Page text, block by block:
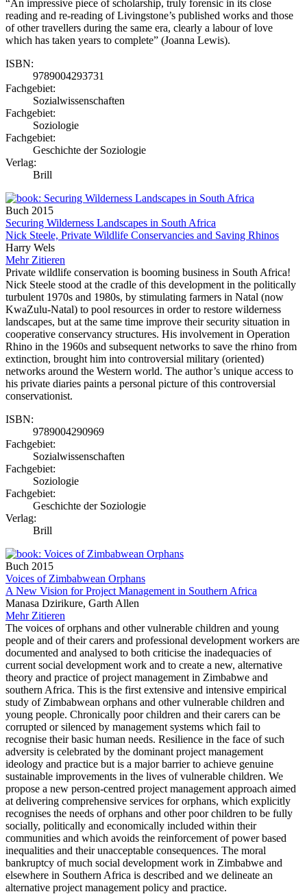
“An impressive piece of scholarship, truly forensic in its close
reading and re-reading of Livingstone’s published works and those
of other travellers during the same era, clearly a labour of love
which has taken years to complete” (Joanna Lewis).
ISBN:
9789004293731
Fachgebiet:
Sozialwissenschaften
Fachgebiet:
Soziologie
Fachgebiet:
Geschichte der Soziologie
Verlag:
Brill
Buch 2015
Securing Wilderness Landscapes in South Africa
Nick Steele, Private Wildlife Conservancies and Saving Rhinos
Harry Wels
Mehr Zitieren
Private wildlife conservation is booming business in South Africa!
Nick Steele stood at the cradle of this development in the politically
turbulent 1970s and 1980s, by stimulating farmers in Natal (now
KwaZulu-Natal) to pool resources in order to restore wilderness
landscapes, but at the same time improve their security situation in
cooperative conservancy structures. His involvement in Operation
Rhino in the 1960s and subsequent networks to save the rhino from
extinction, brought him into controversial military (oriented)
networks around the Western world. The author’s unique access to
his private diaries paints a personal picture of this controversial
conservationist.
ISBN:
9789004290969
Fachgebiet:
Sozialwissenschaften
Fachgebiet:
Soziologie
Fachgebiet:
Geschichte der Soziologie
Verlag:
Brill
Buch 2015
Voices of Zimbabwean Orphans
A New Vision for Project Management in Southern Africa
Manasa Dzirikure, Garth Allen
Mehr Zitieren
The voices of orphans and other vulnerable children and young
people and of their carers and professional development workers are
documented and analysed to both criticise the inadequacies of
current social development work and to create a new, alternative
theory and practice of project management in Zimbabwe and
southern Africa. This is the first extensive and intensive empirical
study of Zimbabwean orphans and other vulnerable children and
young people. Chronically poor children and their carers can be
corrupted or silenced by management systems which fail to
recognise their basic human needs. Resilience in the face of such
adversity is celebrated by the dominant project management
ideology and practice but is a major barrier to achieve genuine
sustainable improvements in the lives of vulnerable children. We
propose a new person-centred project management approach aimed
at delivering comprehensive services for orphans, which explicitly
recognises the needs of orphans and other poor children to be fully
socially, politically and economically included within their
communities and which avoids the reinforcement of power based
inequalities and their unacceptable consequences. The moral
bankruptcy of much social development work in Zimbabwe and
elsewhere in Southern Africa is described and we delineate an
alternative project management policy and practice.